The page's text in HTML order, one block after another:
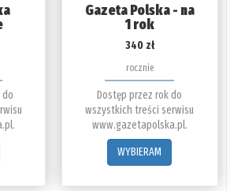
Gazeta Polska - na
1 rok
340 zł
rocznie
Dostęp przez rok do
wszystkich treści serwisu
www.gazetapolska.pl.
WYBIERAM